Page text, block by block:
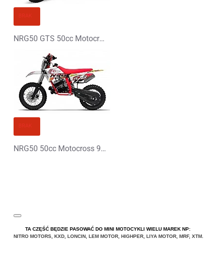
NRG50 GTS 50cc Motocross 9km Replika KTM 14/12"
NRG50 50cc Motocross 9km Replika KTM 14/12"
TA CZĘŚĆ BĘDZIE PASOWAĆ DO MINI MOTOCYKLI WIELU MAREK NP:
NITRO MOTORS KXD LONCIN LEM MOTOR HIGHPER LIYA MOTOR MRF, XTM